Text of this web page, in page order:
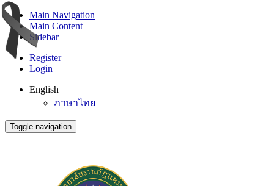
Main Navigation
Main Content
Sidebar
Register
Login
English
ภาษาไทย
Toggle navigation